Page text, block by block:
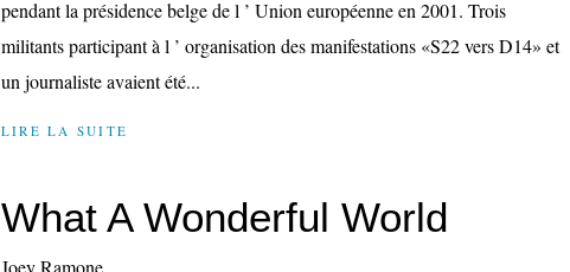
pendant la présidence belge de l ’ Union européenne en 2001. Trois
militants participant à l ’ organisation des manifestations «S22 vers D14» et
un journaliste avaient été...
LIRE LA SUITE
What A Wonderful World
Joey Ramone